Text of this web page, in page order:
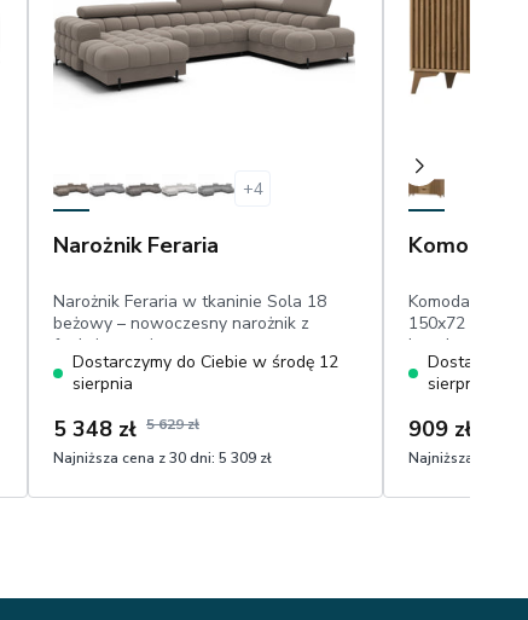
+4
Narożnik Feraria
Narożnik Feraria w tkaninie Sola 18
beżowy – nowoczesny narożnik z
funkcją spania
Dostarczymy do Ciebie w środę 12
sierpnia
5 348 zł 5 629 zł
Najniższa cena z 30 dni: 5 309 zł
Komoda
Komoda do
150x72 cm, 3
lamele
sierpnia
909 zł
Najniższa cena z